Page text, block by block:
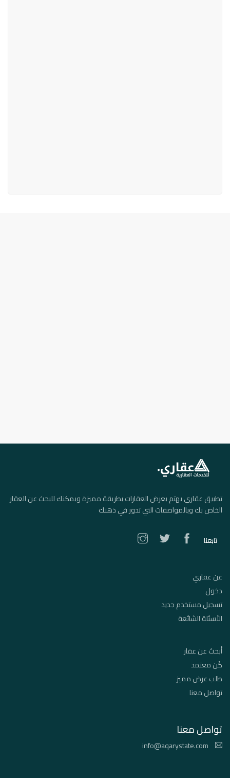
تطبيق عقاري يهتم بعرض العقارات بطريقة مميزة ويمكنك للبحث عن العقار
الخاص بك وبالمواصفات التي تدور في ذهنك
تابعنا
عن عقاري
دخول
تسجيل مستخدم جديد
الأسئلة الشائعة
أبحث عن عقار
كُن معتمد
طلب عرض مميز
تواصل معنا
تواصل معنا
info@aqarystate.com